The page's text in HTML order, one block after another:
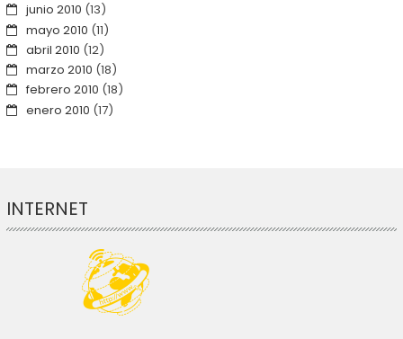
junio 2010 (13)
mayo 2010 (11)
abril 2010 (12)
marzo 2010 (18)
febrero 2010 (18)
enero 2010 (17)
INTERNET